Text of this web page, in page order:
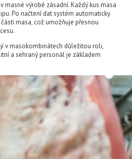
výrobě zásadní. Každý kus masa
Po načtení dat systém automaticky
masa, což umožňuje přesnou
v masokombinátech důležitou roli,
a sehraný personál je základem